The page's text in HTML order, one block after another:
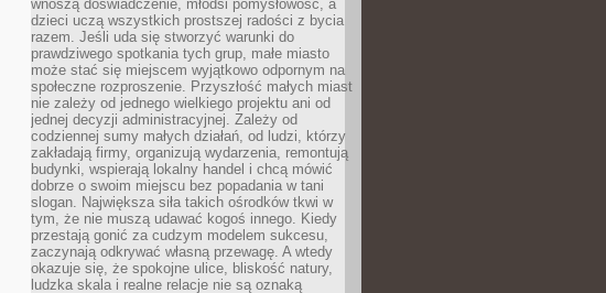
wnoszą doświadczenie, młodsi pomysłowość, a
dzieci uczą wszystkich prostszej radości z bycia
razem. Jeśli uda się stworzyć warunki do
prawdziwego spotkania tych grup, małe miasto
może stać się miejscem wyjątkowo odpornym na
społeczne rozproszenie. Przyszłość małych miast
nie zależy od jednego wielkiego projektu ani od
jednej decyzji administracyjnej. Zależy od
codziennej sumy małych działań, od ludzi, którzy
zakładają firmy, organizują wydarzenia, remontują
budynki, wspierają lokalny handel i chcą mówić
dobrze o swoim miejscu bez popadania w tani
slogan. Największa siła takich ośrodków tkwi w
tym, że nie muszą udawać kogoś innego. Kiedy
przestają gonić za cudzym modelem sukcesu,
zaczynają odkrywać własną przewagę. A wtedy
okazuje się, że spokojne ulice, bliskość natury,
ludzka skala i realne relacje nie są oznaką